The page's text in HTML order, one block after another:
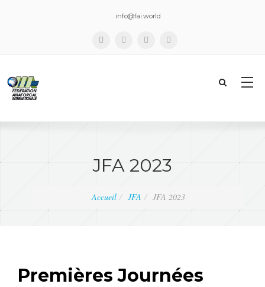
info@fai.world
JFA 2023
Accueil JFA JFA 2023
Premières Journées